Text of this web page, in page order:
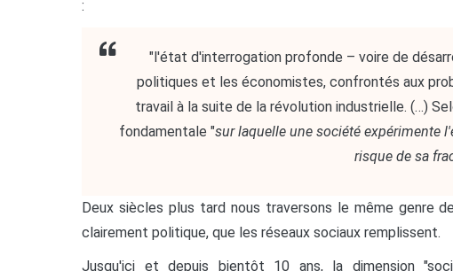
:
"l'état d'interrogation profonde – voire de
politiques et les économistes, confrontés aux
travail à la suite de la révolution industrielle. (…)
fondamentale "sur laquelle une société expérimente
risque de sa
Deux siècles plus tard nous traversons le même genre
clairement politique, que les réseaux sociaux remplissent.
Jusqu'ici et depuis bientôt 10 ans, la dimension